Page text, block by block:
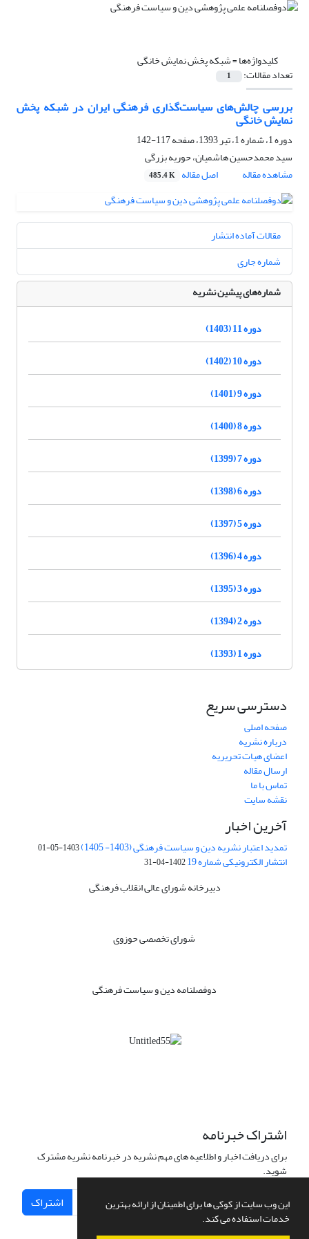
این وب سایت از کوکی ها برای اطمینان از ارائه بهترین
خدمات استفاده می کند.
کلیدواژه‌ها =شبکه پخش نمایش خانگی
تعداد مقالات: 1
بررسی چالش‌های سیاست‌گذاری فرهنگی ایران در شبکه پخش
نمایش خانگی
دوره 1، شماره 1، تیر 1393، صفحه
117-142
سید محمدحسین هاشمیان، حوریه بزرگی
مشاهده مقاله
اصل مقاله 485.4 K
مقالات آماده انتشار
شماره جاری
شماره‌های پیشین نشریه
دوره 11 (1403)
دوره 10 (1402)
دوره 9 (1401)
دوره 8 (1400)
دوره 7 (1399)
دوره 6 (1398)
دوره 5 (1397)
دوره 4 (1396)
دوره 3 (1395)
دوره 2 (1394)
دوره 1 (1393)
دسترسی سریع
صفحه اصلی
درباره نشریه
اعضای هیات تحریریه
ارسال مقاله
تماس با ما
نقشه سایت
آخرین اخبار
تمدید اعتبار نشریه دین و سیاست فرهنگی (1403- 1405) 1403-05-01
انتشار الکترونیکی شماره 19 1402-04-31
دبیرخانه شورای عالی انقلاب فرهنگی
شورای تخصصی حوزوی
دوفصلنامه دین و سیاست فرهنگی
اشتراک خبرنامه
برای دریافت اخبار و اطلاعیه های مهم نشریه در خبرنامه نشریه مشترک
شوید.
اشتراک